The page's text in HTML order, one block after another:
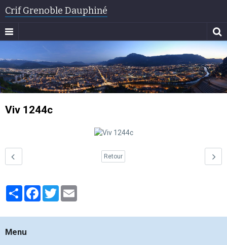
Crif Grenoble Dauphiné
Viv 1244c
Retour
PartagerFacebook
Twitter
Menu